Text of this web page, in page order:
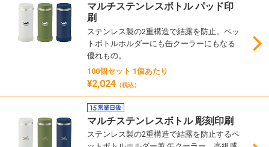
マルチステンレスボトル パッド印
刷
ステンレス製の2重構造で結露を防止。ペッ
トボトルホルダーにも缶クーラーにもなる
優れもの。
100個セット 1個あたり
¥2,024 （税込）
マルチステンレスボトル 彫刻印刷
ステンレス製の2重構造で結露を防止するペ